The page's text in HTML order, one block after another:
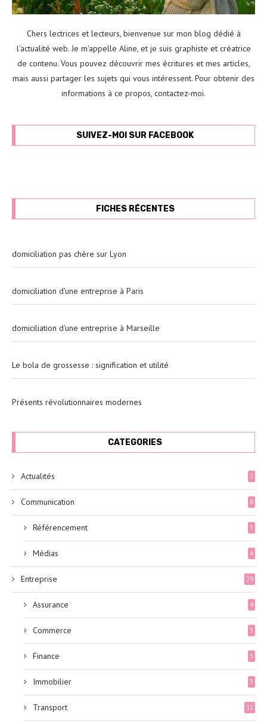
Chers lectrices et lecteurs, bienvenue sur mon blog dédié à
l'actualité web. Je m'appelle Aline, et je suis graphiste et créatrice
de contenu. Vous pouvez découvrir mes écritures et mes articles,
mais aussi partager les sujets qui vous intéressent. Pour obtenir des
informations à ce propos, contactez-moi.
SUIVEZ-MOI SUR FACEBOOK
FICHES RÉCENTES
domiciliation pas chère sur Lyon
domiciliation d'une entreprise à Paris
domiciliation d'une entreprise à Marseille
Le bola de grossesse : signification et utilité
Présents révolutionnaires modernes
CATEGORIES
Actualités 2
Communication 8
Référencement 3
Médias 4
Entreprise 29
Assurance 4
Commerce 3
Finance 5
Immobilier 3
Transport 11